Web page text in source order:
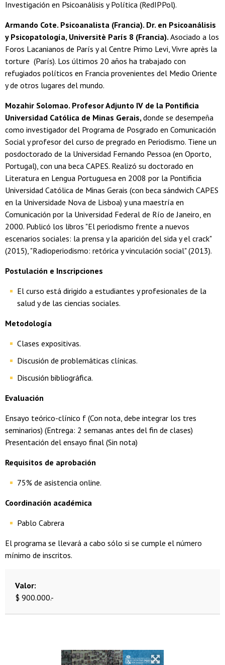
Investigación en Psicoanálisis y Política (RedIPPol).
Armando Cote. Psicoanalista (Francia). Dr. en Psicoanálisis
y Psicopatología, Universitè París 8 (Francia). Asociado a los
Foros Lacanianos de París y al Centre Primo Levi, Vivre après la
torture (París). Los últimos 20 años ha trabajado con
refugiados políticos en Francia provenientes del Medio Oriente
y de otros lugares del mundo.
Mozahir Solomao. Profesor Adjunto IV de la Pontificia
Universidad Católica de Minas Gerais,donde se desempeña
como investigador del Programa de Posgrado en Comunicación
Social y profesor del curso de pregrado en Periodismo. Tiene un
posdoctorado de la Universidad Fernando Pessoa (en Oporto,
Portugal), con una beca CAPES. Realizó su doctorado en
Literatura en Lengua Portuguesa en 2008 por la Pontificia
Universidad Católica de Minas Gerais (con beca sándwich CAPES
en la Universidade Nova de Lisboa) y una maestría en
Comunicación por la Universidad Federal de Río de Janeiro, en
2000. Publicó los libros "El periodismo frente a nuevos
escenarios sociales: la prensa y la aparición del sida y el crack"
(2015), "Radioperiodismo: retórica y vinculación social" (2013).
Postulación e Inscripciones
El curso está dirigido a estudiantes y profesionales de la
salud y de las ciencias sociales.
Metodología
Clases expositivas.
Discusión de problemáticas clínicas.
Discusión bibliográfica.
Evaluación
Ensayo teórico-clínico f (Con nota, debe integrar los tres
seminarios) (Entrega: 2 semanas antes del fin de clases)
Presentación del ensayo final (Sin nota)
Requisitos de aprobación
75% de asistencia online.
Coordinación académica
Pablo Cabrera
El programa se llevará a cabo sólo si se cumple el número
mínimo de inscritos.
Valor
$ 900.000.-